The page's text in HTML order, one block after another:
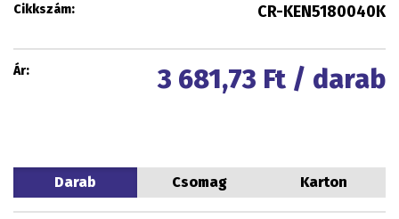
Cikkszám: CR-KEN5180040K
Ár: 3 681,73 Ft / darab
Darab Csomag Karton